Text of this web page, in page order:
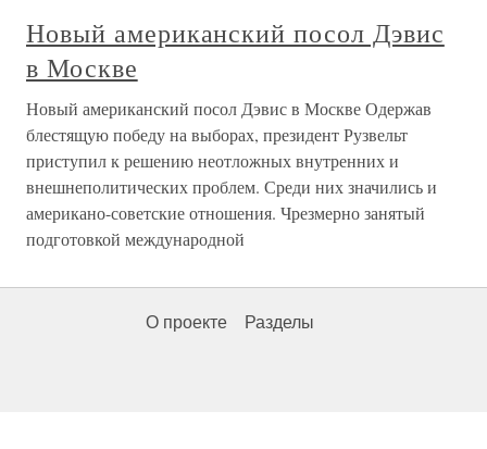
Новый американский посол Дэвис
в Москве
Новый американский посол Дэвис в Москве Одержав
блестящую победу на выборах, президент Рузвельт
приступил к решению неотложных внутренних и
внешнеполитических проблем. Среди них значились и
американо-советские отношения. Чрезмерно занятый
подготовкой международной
О проекте Разделы